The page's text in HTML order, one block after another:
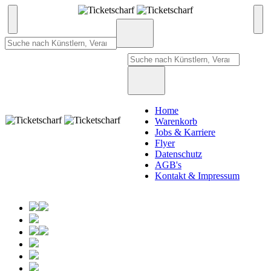
Home
Warenkorb
Jobs & Karriere
Flyer
Datenschutz
AGB's
Kontakt & Impressum